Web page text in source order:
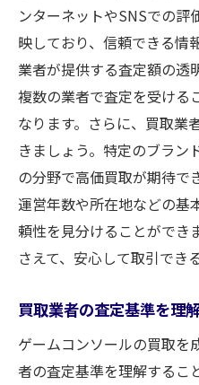
ンターネットやSNSでの評
映しており、信頼できる情
業者が提供する査定額の透
複数の業者で査定を受ける
なります。さらに、買取業
きましょう。特定のブラン
の分野で高価買取が期待で
運営年数や所在地などの基
頼性を見分けることができ
さえて、安心して取引でき
買取業者の査定基準を理
ゲームコンソールの買取を
者の査定基準を理解するこ